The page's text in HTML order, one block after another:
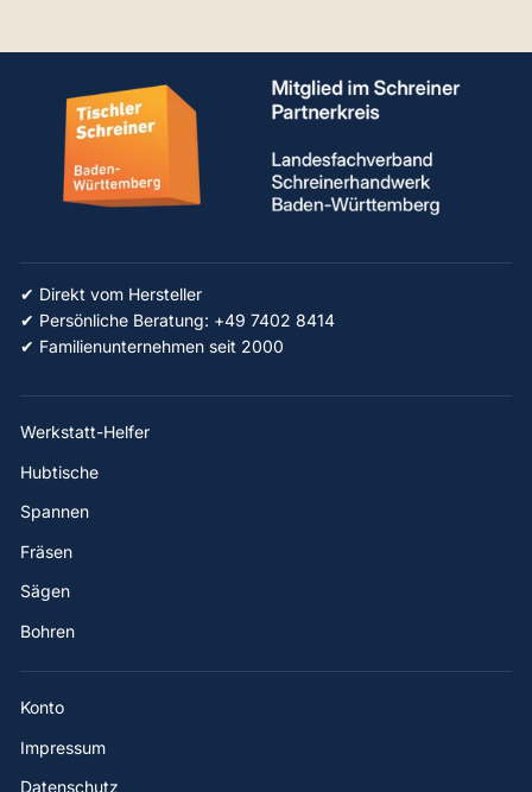
✔ Direkt vom Hersteller
✔ Persönliche Beratung: +49 7402 8414
✔ Familienunternehmen seit 2000
Werkstatt-Helfer
Hubtische
Spannen
Fräsen
Sägen
Bohren
Konto
Impressum
Datenschutz